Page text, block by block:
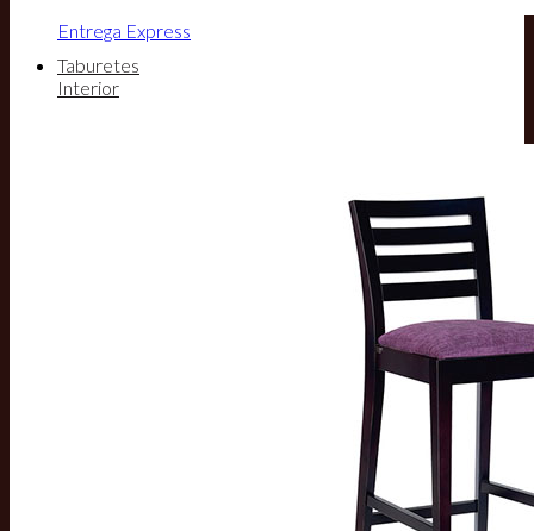
Entrega Express
Taburetes
Interior